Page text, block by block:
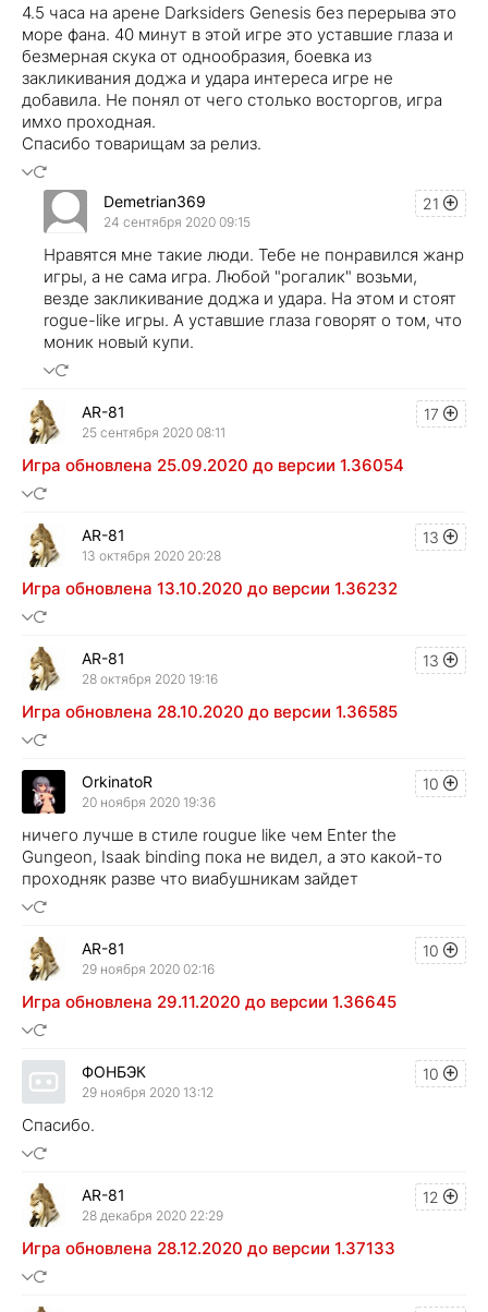
4.5 часа на арене Darksiders Genesis без перерыва это
море фана. 40 минут в этой игре это уставшие глаза и
безмерная скука от однообразия, боевка из
закликивания доджа и удара интереса игре не
добавила. Не понял от чего столько восторгов, игра
имхо проходная.
Спасибо товарищам за релиз.
21
Demetrian369
24 сентября 2020 09:15
Нравятся мне такие люди. Тебе не понравился жанр
игры, а не сама игра. Любой "рогалик" возьми,
везде закликивание доджа и удара. На этом и стоят
rogue-like игры. А уставшие глаза говорят о том, что
моник новый купи.
17
AR-81
25 сентября 2020 08:11
Игра обновлена 25.09.2020 до версии 1.36054
13
AR-81
13 октября 2020 20:28
Игра обновлена 13.10.2020 до версии 1.36232
13
AR-81
28 октября 2020 19:16
Игра обновлена 28.10.2020 до версии 1.36585
10
OrkinatoR
20 ноября 2020 19:36
ничего лучше в стиле rougue like чем Enter the
Gungeon, Isaak binding пока не видел, а это какой-то
проходняк разве что виабушникам зайдет
10
AR-81
29 ноября 2020 02:16
Игра обновлена 29.11.2020 до версии 1.36645
10
ФОНБЭК
29 ноября 2020 13:12
Спасибо.
12
AR-81
28 декабря 2020 22:29
Игра обновлена 28.12.2020 до версии 1.37133